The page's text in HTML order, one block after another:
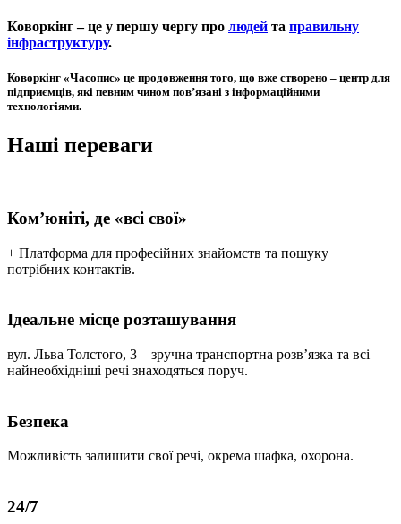
Коворкінг – це у першу чергу про людей та правильну
інфраструктуру.
Коворкінг «Часопис» це продовження того, що вже створено – центр для
підприємців, які певним чином пов’язані з інформаційними
технологіями.
Наші переваги
Ком’юніті, де «всі свої»
+ Платформа для професійних знайомств та пошуку
потрібних контактів.
Ідеальне місце розташування
вул. Льва Толстого, 3 – зручна транспортна розв’язка та всі
найнеобхідніші речі знаходяться поруч.
Безпека
Можливість залишити свої речі, окрема шафка, охорона.
24/7